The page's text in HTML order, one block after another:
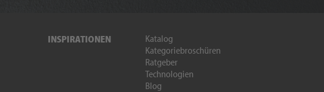
INSPIRATIONEN
Katalog
Kategoriebroschüren
Ratgeber
Technologien
Blog